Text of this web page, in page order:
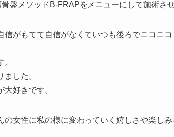
盤メソッドB-FRAPをメニューにして施術さ
信がもてて自信がなくていつも後ろでニコニ
した。
好きです。
の女性に私の様に変わっていく嬉しさや楽し